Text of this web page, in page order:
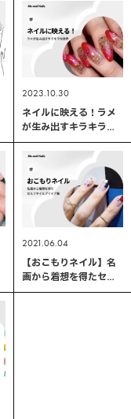
2023.10.30
ネイルに映える！ラメ
が生み出すキラキラな
世界
2021.06.04
【おこもりネイル】名
画から着想を得たセル
フネイルアイデア集